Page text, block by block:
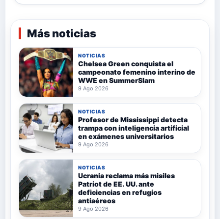
Más noticias
NOTICIAS
Chelsea Green conquista el
campeonato femenino interino de
WWE en SummerSlam
9 Ago 2026
NOTICIAS
Profesor de Mississippi detecta
trampa con inteligencia artificial
en exámenes universitarios
9 Ago 2026
NOTICIAS
Ucrania reclama más misiles
Patriot de EE. UU. ante
deficiencias en refugios
antiaéreos
9 Ago 2026